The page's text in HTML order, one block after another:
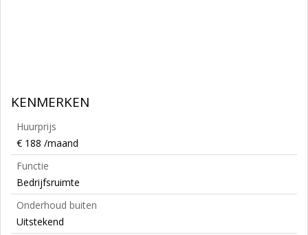
KENMERKEN
Huurprijs
€ 188 /maand
Functie
Bedrijfsruimte
Onderhoud buiten
Uitstekend